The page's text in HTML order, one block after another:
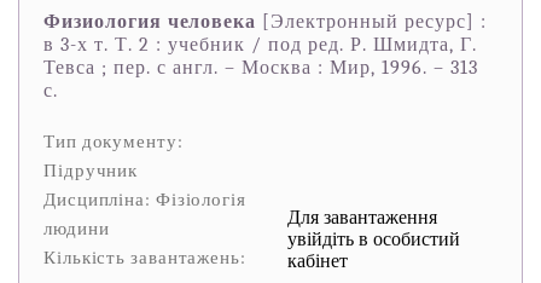
Физиология человека [Электронный ресурс] :
в 3-х т. Т. 2 : учебник / под ред. Р. Шмидта, Г.
Тевса ; пер. с англ. – Москва : Мир, 1996. – 313
с.
Тип документу:
Підручник
Дисципліна: Фізіологія
людини
Кількість завантажень:
Для завантаження
увійдіть в особистий
кабінет